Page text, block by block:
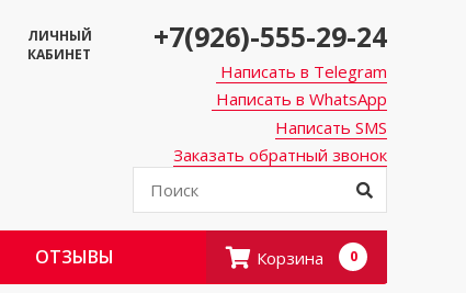
ЛИЧНЫЙ
КАБИНЕТ
+7(926)-555-29-24
Написать в Telegram
Написать в WhatsApp
Написать SMS
Заказать обратный звонок
ОТЗЫВЫ Корзина 0